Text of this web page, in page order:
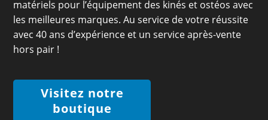
matériels pour l’équipement des kinés et ostéos avec
les meilleures marques. Au service de votre réussite
avec 40 ans d’expérience et un service après-vente
hors pair !
Visitez notre
boutique